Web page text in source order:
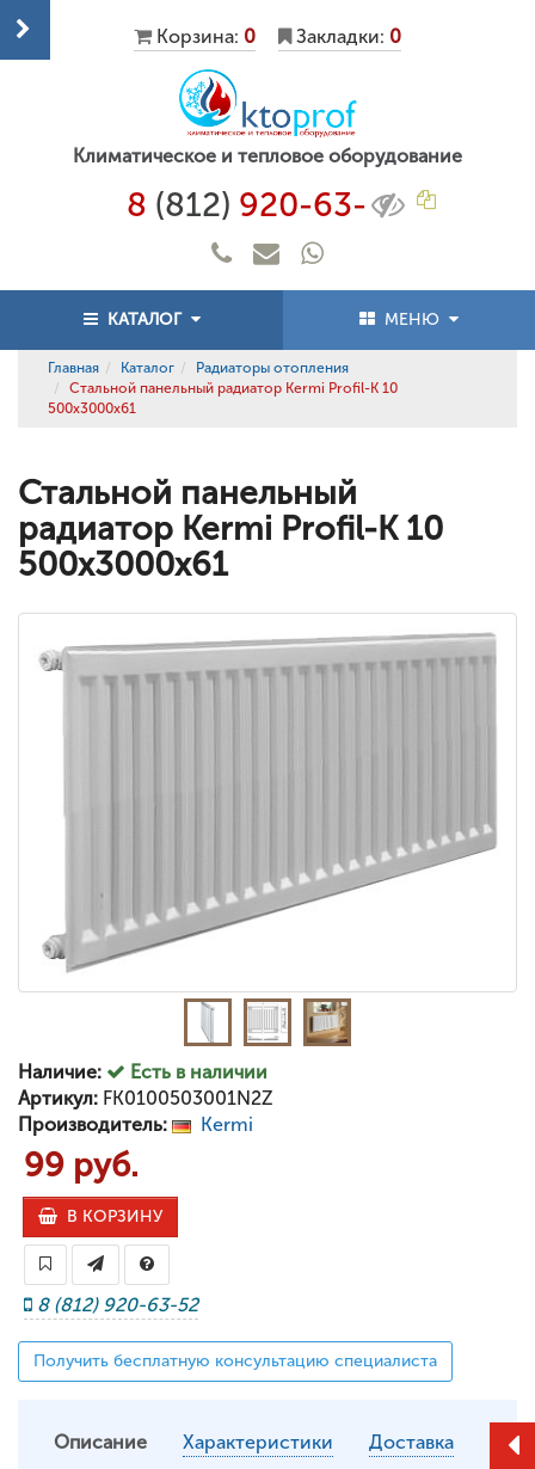
Корзина: 0 Закладки: 0
Климатическое и тепловое оборудование
8 (812) 920-63-
КАТАЛОГ МЕНЮ
Главная Каталог
Радиаторы отопления
Стальной панельный радиатор Kermi Profil-K 10
500x3000x61
Стальной панельный
радиатор Kermi Profil-K 10
500x3000x61
Наличие:
Есть в наличии
Артикул: FK0100503001N2Z
Производитель:
Kermi
99 руб.
В КОРЗИНУ
8 (812) 920-63-52
Получить бесплатную консультацию специалиста
Описание Характеристики Доставка